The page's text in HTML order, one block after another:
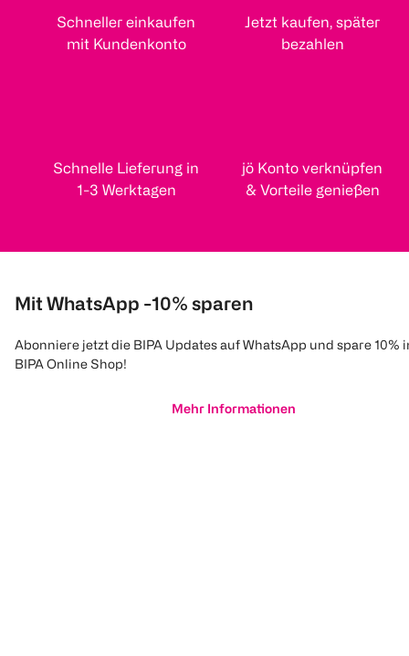
Schneller einkaufen
mit Kundenkonto
Jetzt kaufen, später
bezahlen
Schnelle Lieferung in
1-3 Werktagen
jö Konto verknüpfen
& Vorteile genießen
Mit WhatsApp -10% sparen
Abonniere jetzt die BIPA Updates auf WhatsApp und spare 10%
BIPA Online Shop!
Mehr Informationen